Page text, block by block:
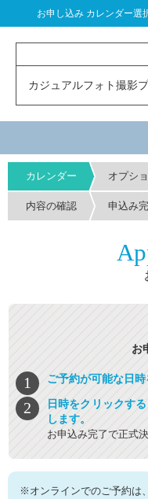
お申し込み カレンダー選
カジュアルフォト撮影
カレンダー オプシ
内容の確認 申込み
お
ご予約が可能な日時
日時をクリックす
します。
お申込み完了で正式
※オンラインでのご予約は